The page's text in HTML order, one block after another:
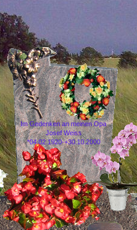
Im Gedenken an meinen Opa
Josef Weiss
*04.02.1920-+30.10.2000